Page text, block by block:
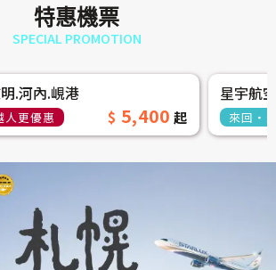
特惠機票
SPECIAL PROMOTION
.河內.峴港
人更優惠 5,400
星宇航
來回‧